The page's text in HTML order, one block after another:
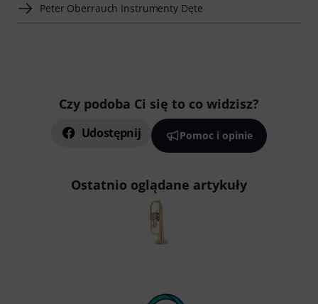
Peter Oberrauch Instrumenty Dęte
Czy podoba Ci się to co widzisz?
Udostępnij Pomoc i opinie
Ostatnio oglądane artykuły